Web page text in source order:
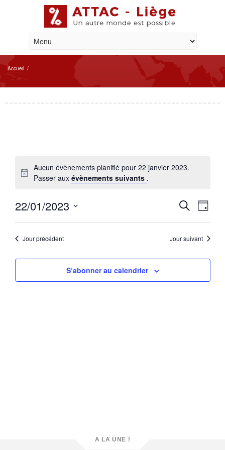
Accueil /
Aucun évènements planifié pour 22 janvier 2023.
Passer auxévènements suivants .
et
de
Recherche
de
vues
Jour
22/01/2023
date.Jour précédent Jour suivant
S’abonner au calendrier
A LA UNE !